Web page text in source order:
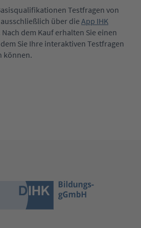
Testfragen von
über die App IHK
dem Kauf erhalten Sie einen
Sie Ihre interaktiven Testfragen
können.